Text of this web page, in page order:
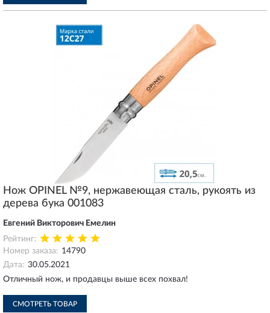
Нож OPINEL №9, нержавеющая сталь, рукоять из
дерева бука 001083
Евгений Викторович Емелин
Рейтинг:
Номер заказа: 14790
Дата: 30.05.2021
Отличный нож, и продавцы выше всех похвал!
СМОТРЕТЬ ТОВАР